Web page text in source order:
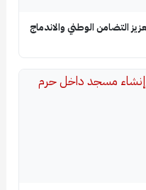
التضامن الوطني والاندماج